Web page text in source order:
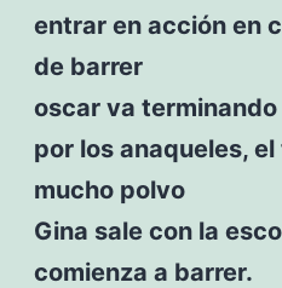
entrar en acción en
de barrer
oscar va
por los anaqueles,
mucho polvo
Gina sale con la
comienza a barrer.